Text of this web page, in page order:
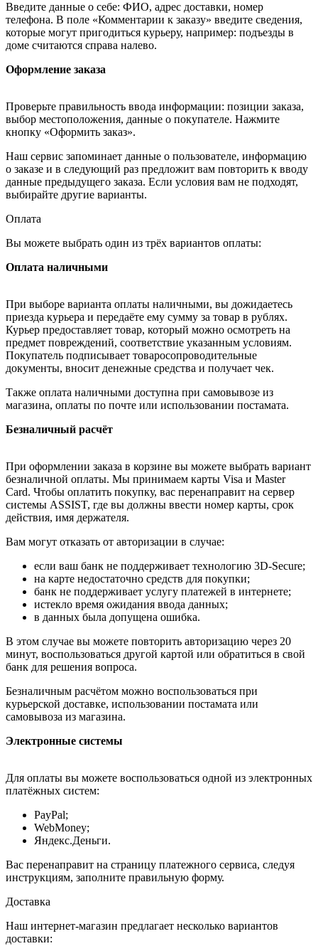
Введите данные о себе: ФИО, адрес доставки, номер
телефона. В поле «Комментарии к заказу» введите сведения,
которые могут пригодиться курьеру, например: подъезды в
доме считаются справа налево.
Оформление заказа
Проверьте правильность ввода информации: позиции заказа,
выбор местоположения, данные о покупателе. Нажмите
кнопку «Оформить заказ».
Наш сервис запоминает данные о пользователе, информацию
о заказе и в следующий раз предложит вам повторить к вводу
данные предыдущего заказа. Если условия вам не подходят,
выбирайте другие варианты.
Оплата
Вы можете выбрать один из трёх вариантов оплаты:
Оплата наличными
При выборе варианта оплаты наличными, вы дожидаетесь
приезда курьера и передаёте ему сумму за товар в рублях.
Курьер предоставляет товар, который можно осмотреть на
предмет повреждений, соответствие указанным условиям.
Покупатель подписывает товаросопроводительные
документы, вносит денежные средства и получает чек.
Также оплата наличными доступна при самовывозе из
магазина, оплаты по почте или использовании постамата.
Безналичный расчёт
При оформлении заказа в корзине вы можете выбрать вариант
безналичной оплаты. Мы принимаем карты Visa и Master
Card. Чтобы оплатить покупку, вас перенаправит на сервер
системы ASSIST, где вы должны ввести номер карты, срок
действия, имя держателя.
Вам могут отказать от авторизации в случае:
если ваш банк не поддерживает технологию 3D-Secure;
на карте недостаточно средств для покупки;
банк не поддерживает услугу платежей в интернете;
истекло время ожидания ввода данных;
в данных была допущена ошибка.
В этом случае вы можете повторить авторизацию через 20
минут, воспользоваться другой картой или обратиться в свой
банк для решения вопроса.
Безналичным расчётом можно воспользоваться при
курьерской доставке, использовании постамата или
самовывоза из магазина.
Электронные системы
Для оплаты вы можете воспользоваться одной из электронных
платёжных систем:
PayPal;
WebMoney;
Яндекс.Деньги.
Вас перенаправит на страницу платежного сервиса, следуя
инструкциям, заполните правильную форму.
Доставка
Наш интернет-магазин предлагает несколько вариантов
доставки: